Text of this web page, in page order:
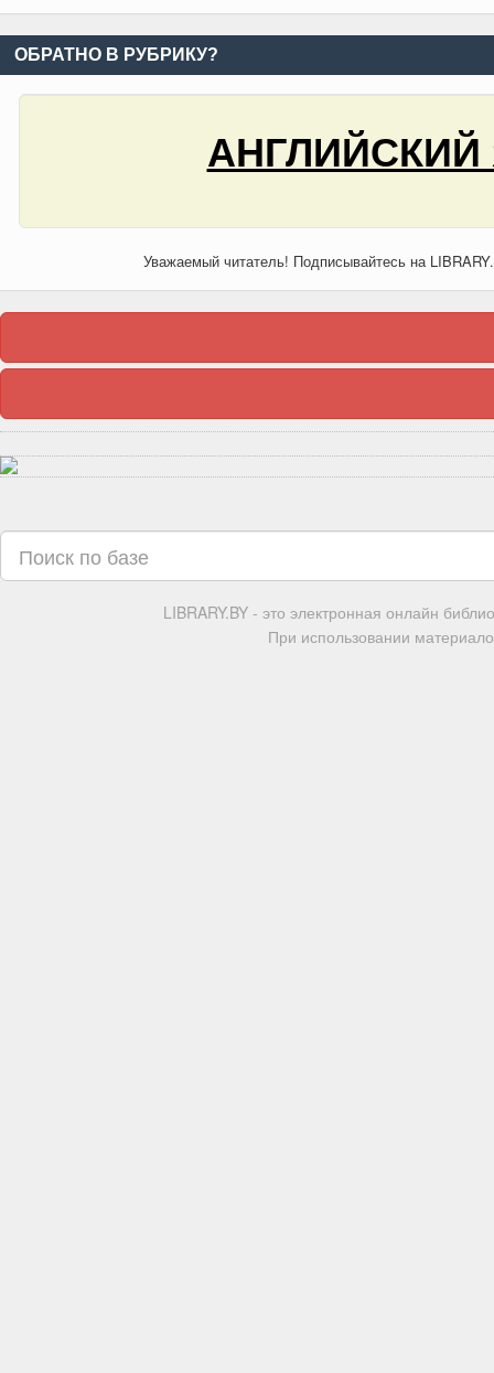
ОБРАТНО В РУБРИКУ?
АНГЛИЙСКИЙ
Уважаемый читатель! Подписывайтесь на
LIBRARY.BY - это электронная онлайн
При использовании